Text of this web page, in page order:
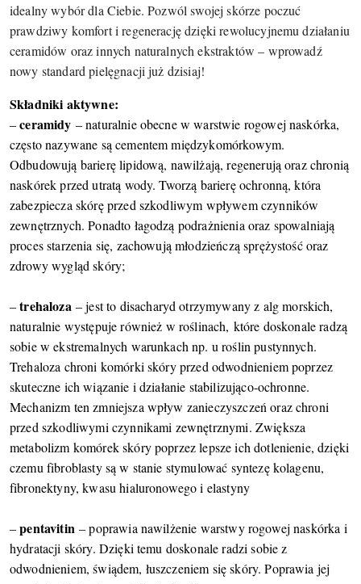
idealny wybór dla Ciebie. Pozwól swojej skórze poczuć
prawdziwy komfort i regenerację dzięki rewolucyjnemu działaniu
ceramidów oraz innych naturalnych ekstraktów – wprowadź
nowy standard pielęgnacji już dzisiaj!
Składniki aktywne:
–ceramidy – naturalnie obecne w warstwie rogowej naskórka,
często nazywane są cementem międzykomórkowym.
Odbudowują barierę lipidową, nawilżają, regenerują oraz chronią
naskórek przed utratą wody. Tworzą barierę ochronną, która
zabezpiecza skórę przed szkodliwym wpływem czynników
zewnętrznych. Ponadto łagodzą podrażnienia oraz spowalniają
proces starzenia się, zachowują młodzieńczą sprężystość oraz
zdrowy wygląd skóry;
–trehaloza– jest to disacharyd otrzymywany z alg morskich,
naturalnie występuje również w roślinach, które doskonale radzą
sobie w ekstremalnych warunkach np. u roślin pustynnych.
Trehaloza chroni komórki skóry przed odwodnieniem poprzez
skuteczne ich wiązanie i działanie stabilizująco-ochronne.
Mechanizm ten zmniejsza wpływ zanieczyszczeń oraz chroni
przed szkodliwymi czynnikami zewnętrznymi. Zwiększa
metabolizm komórek skóry poprzez lepsze ich dotlenienie, dzięki
czemu fibroblasty są w stanie stymulować syntezę kolagenu,
fibronektyny, kwasu hialuronowego i elastyny
–pentavitin– poprawia nawilżenie warstwy rogowej naskórka i
hydratacji skóry. Dzięki temu doskonale radzi sobie z
odwodnieniem, świądem, łuszczeniem się skóry. Poprawia jej